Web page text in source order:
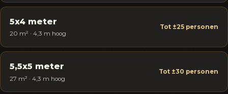
5x4 meter
20 m² · 4,3 m hoog
Tot ±25 personen
5,5x5 meter
27 m² · 4,3 m hoog
Tot ±30 personen